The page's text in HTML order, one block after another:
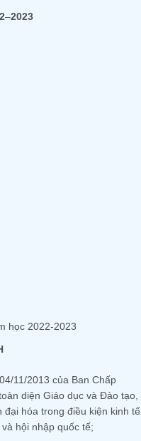
–2023
11/2013 của Ban Chấp
diện Giáo dục và Đào tạo,
hóa trong điều kiện kinh tế
hội nhập quốc tế;